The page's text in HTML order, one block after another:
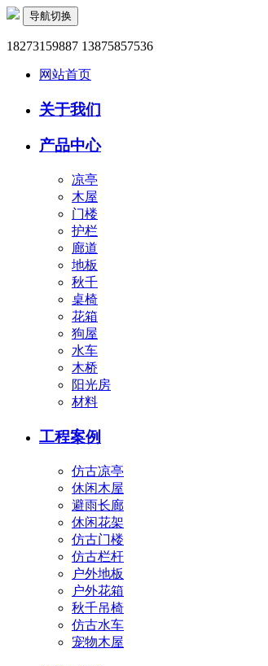
导航切换
18273159887 13875857536
网站首页
关于我们
产品中心
凉亭
木屋
门楼
护栏
廊道
地板
秋千
桌椅
花箱
狗屋
水车
木桥
阳光房
材料
工程案例
仿古凉亭
休闲木屋
避雨长廊
休闲花架
仿古门楼
仿古栏杆
户外地板
户外花箱
秋千吊椅
仿古水车
宠物木屋